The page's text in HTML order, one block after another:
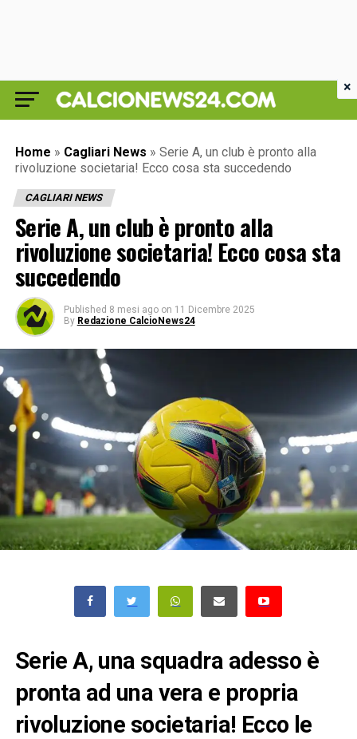
Home » Cagliari News » Serie A, un club è pronto alla
rivoluzione societaria! Ecco cosa sta succedendo
CAGLIARI NEWS
Serie A, un club è pronto alla
rivoluzione societaria! Ecco cosa sta
succedendo
Published 8 mesi ago on 11 Dicembre 2025
By Redazione CalcioNews24
Serie A, una squadra adesso è
pronta ad una vera e propria
rivoluzione societaria! Ecco le
×